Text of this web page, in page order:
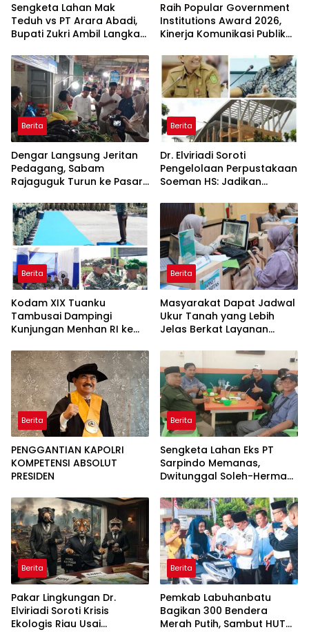
Sengketa Lahan Mak
Teduh vs PT Arara Abadi,
Bupati Zukri Ambil Langkah
Raih Popular Government
Institutions Award 2026,
Kinerja Komunikasi Publik
Kembali Diakui
Berita
Dengar Langsung Jeritan
Pedagang, Sabam
Rajaguguk Turun ke Pasar
Berita
Dr. Elviriadi Soroti
Pengelolaan Perpustakaan
Soeman HS: Jadikan
Kawah Candradimuka
Intelektual
Berita
Kodam XIX Tuanku
Tambusai Dampingi
Kunjungan Menhan RI ke
Perkuat Pembangunan
Satuan
Berita
Masyarakat Dapat Jadwal
Ukur Tanah yang Lebih
Jelas Berkat Layanan
Berita
PENGGANTIAN KAPOLRI
KOMPETENSI ABSOLUT
PRESIDEN
Berita
Sengketa Lahan Eks PT
Sarpindo Memanas,
Dwitunggal Soleh-Herman
ke Pulau Rupat
Berita
Pakar Lingkungan Dr.
Elviriadi Soroti Krisis
Ekologis Riau Usai
Berita
Pemkab Labuhanbatu
Bagikan 300 Bendera
Merah Putih, Sambut HUT